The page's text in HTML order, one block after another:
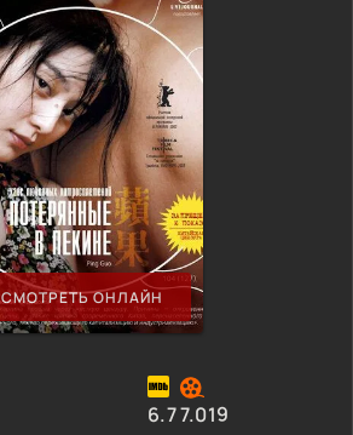
СМОТРЕТЬ ОНЛАЙН
6.77.019